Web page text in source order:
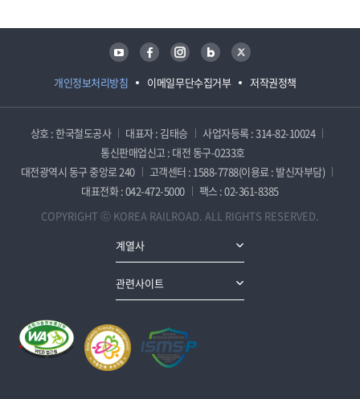
개인정보처리방침 이메일무단수집거부 저작권정책
유튜브 페이스북 인스타그램 블로그 트위터
상호 : 한국철도공사 대표자 : 김태승
사업자등록 : 314-82-10024
통신판매업신고 : 대전 동구-0233호
대전광역시 동구 중앙로 240
고객센터 : 1588-7788(이용료 : 발신자부담)
대표전화 : 042-472-5000
팩스 : 02-361-8385
COPYRIGHT ⓒ KOREA RAILROAD. ALL RIGHTS RESERVED.
계열사
관련사이트